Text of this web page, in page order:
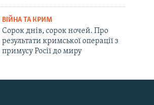
ВІЙНА ТА КРИМ
Сорок днів, сорок ночей. Про
результати кримської операції з
примусу Росії до миру